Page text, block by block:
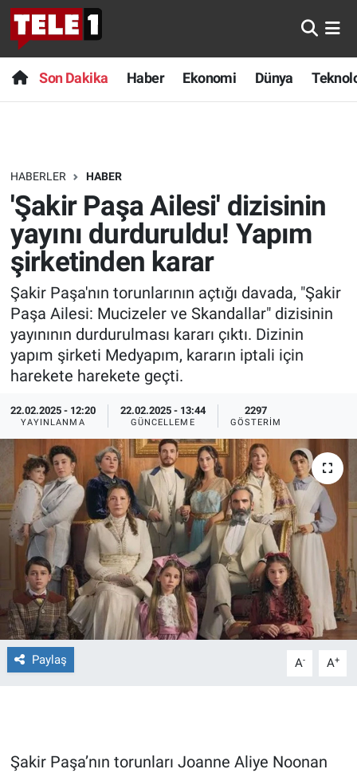
Son Dakika Haber Ekonomi Dünya
HABERLER HABER
'Şakir Paşa Ailesi' dizisinin
yayını durduruldu! Yapım
şirketinden karar
Şakir Paşa'nın torunlarının açtığı davada, "Şakir
Paşa Ailesi: Mucizeler ve Skandallar" dizisinin
yayınının durdurulması kararı çıktı. Dizinin
yapım şirketi Medyapım, kararın iptali için
harekete harekete geçti.
22.02.2025 - 12:20
YAYINLANMA
22.02.2025 - 13:44
GÜNCELLEME
2297
GÖSTERIM
Paylaş A- A+
Şakir Paşa’nın torunları Joanne Aliye Noonan
Anında Manşet
Başka Sohbetler
Bilim turu
Bilim ve Teknoloji Evreni
Doğa Konuşuyor
Dünya
Ege Saati
Ege'den Esintiler
Eğitim
Eğlence
Ekonomi
Forum
Gerçeğin İzinde
Gün Başlıyor
Gün Bitiyor
Gündem Özel
Son Dakika
Haber
Dünya
Teknoloji
Sağlık
Spor
Yayın Akışı
İletişim
Nöbetçi Eczaneler
Hava Durumu
Trafik Durumu
Süper Lig Puan Durumu ve Fikstür
Tüm Manşetler
Son Dakika Haberleri
Haber Arşivi